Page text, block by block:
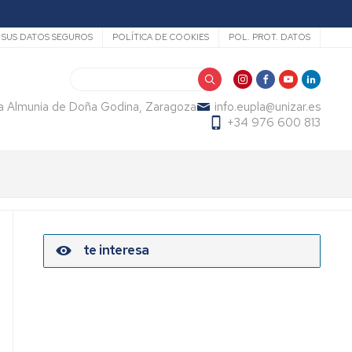
SUS DATOS SEGUROS POLÍTICA DE COOKIES POL. PROT. DATOS
Almunia de Doña Godina, Zaragoza
info.eupla@unizar.es
+34 976 600 813
te interesa